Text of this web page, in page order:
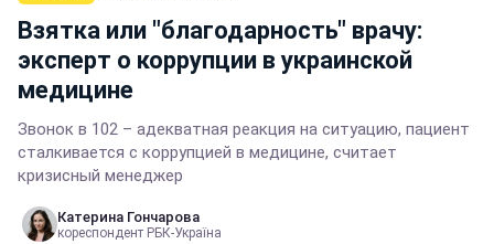
Взятка или "благодарность" врачу:
эксперт о коррупции в украинской
медицине
Звонок в 102 – адекватная реакция на ситуацию, пациент
сталкивается с коррупцией в медицине, считает
кризисный менеджер
Катерина Гончарова
кореспондент РБК-Україна